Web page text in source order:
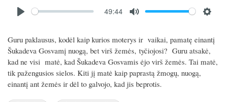
a
y
49:44
e
t
t
Guru paklausus, kodėl kaip kurios moterys ir vaikai, pamatę einantį
Šukadeva Gosvamį nuogą, bet virš žemės, tyčiojosi? Guru atsakė,
kad ne visi matė, kad Šukadeva Gosvamis ėjo virš žemės. Tai matė,
tik pažengusios sielos. Kiti jį matė kaip paprastą žmogų, nuogą,
einantį ant žemės ir dėl to galvojo, kad jis beprotis.